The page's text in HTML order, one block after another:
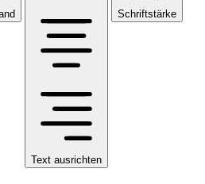
Text ausrichten
Schriftstärke